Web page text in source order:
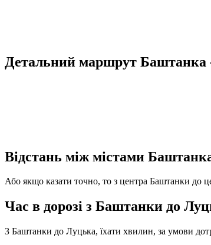
Детальний маршрут Баштанка
Відстань між містами
Або якщо казати точно, то з центра Баштанки до
Час в дорозі з Баштанки до
З Баштанки до Луцька, їхати хвилин, за умови